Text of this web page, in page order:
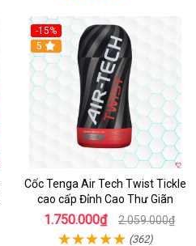
-15%
Hot
5
Cốc Tenga Air Tech Twist Tickle
cao cấp Đỉnh Cao Thư Giãn
1.750.000₫ 2.059.000₫
(362)